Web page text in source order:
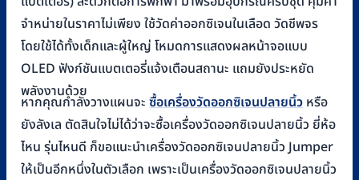
จำหน่ายในราคาไม่เพียง ใช้วัดค่าออกซิเจนในเลือด วัดชีพจร
โดยใช้ได้ทั้งเด็กและผู้ใหญ่ โหมดการแสดงผลหน้าจอแบบ
OLED ฟังก์ชันแบตเตอรี่แจ้งเตือนสถานะ แถมยังประหยัด
พลังงานด้วย
หากคุณกำลังวางแผนจะ ซื้อเครื่องวัดออกซิเจนปลายนิ้ว หรือ
ยังลังเล ตัดสินใจไม่ได้ว่าจะซื้อเครื่องวัดออกซิเจนปลายนิ้ว ยี่ห้อ
ไหน รุ่นไหนดี ก็ขอแนะนำเครื่องวัดออกซิเจนปลายนิ้ว Jumper
ให้เป็นอีกหนึ่งในตัวเลือก เพราะเป็นเครื่องวัดออกซิเจนปลายนิ้ว